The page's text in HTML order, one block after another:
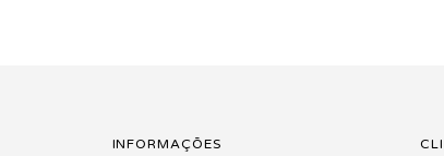
INFORMAÇÕES